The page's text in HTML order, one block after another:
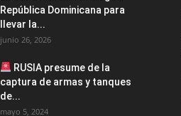
República Dominicana para
llevar la...
junio 26, 2026
RUSIA presume de la
captura de armas y tanques
de...
mayo 5, 2024